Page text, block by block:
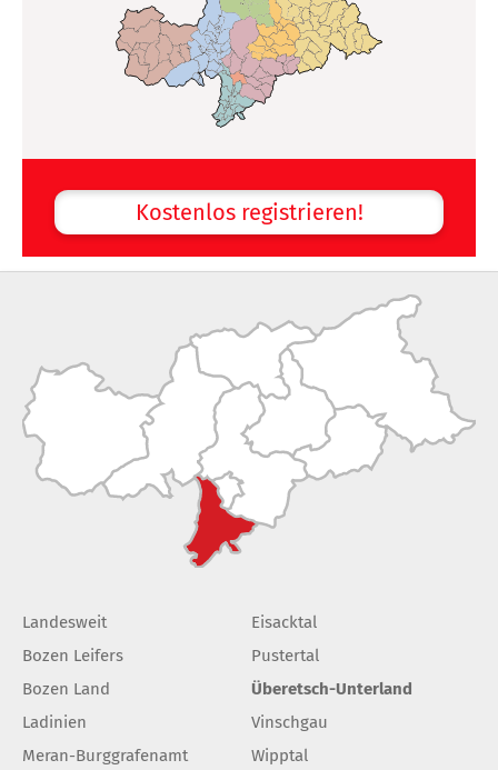
Kostenlos registrieren!
Landesweit
Bozen Leifers
Bozen Land
Ladinien
Meran-Burggrafenamt
Eisacktal
Pustertal
Überetsch-Unterland
Vinschgau
Wipptal